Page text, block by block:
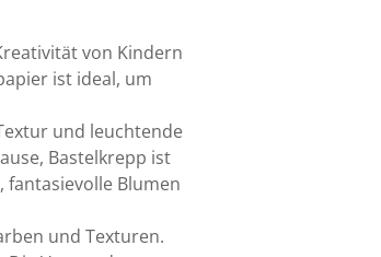
von Kindern
ist ideal, um
und leuchtende
Bastelkrepp ist
Blumen
und Texturen.